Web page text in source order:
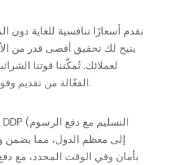
نقدم أسعارًا تنافسية للغاية دون
يتيح لك تحقيق أقصى قدر من
لعملائك. تُمكّننا قوتنا
الفعّالة من تقديم وفورات في التكاليف لعملائنا.
بأمان وفي الوقت المحدد، مع